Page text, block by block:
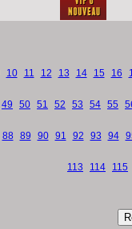
10 11 12 13 14 15 16
49 50 51 52 53 54 55
88 89 90 91 92 93 94
113 114 115